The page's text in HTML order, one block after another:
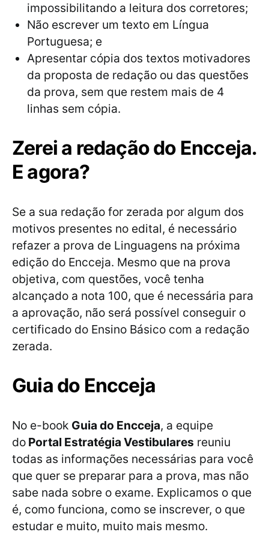
impossibilitando a leitura dos corretores;
Não escrever um texto em Língua
Portuguesa; e
Apresentar cópia dos textos motivadores
da proposta de redação ou das questões
da prova, sem que restem mais de 4
linhas sem cópia.
Zerei a redação do Encceja.
E agora?
Se a sua redação for zerada por algum dos
motivos presentes no edital, é necessário
refazer a prova de Linguagens na próxima
edição do Encceja. Mesmo que na prova
objetiva, com questões, você tenha
alcançado a nota 100, que é necessária para
a aprovação, não será possível conseguir o
certificado do Ensino Básico com a redação
zerada.
Guia do Encceja
No e-book Guia do Encceja, a equipe
do Portal Estratégia Vestibulares reuniu
todas as informações necessárias para você
que quer se preparar para a prova, mas não
sabe nada sobre o exame. Explicamos o que
é, como funciona, como se inscrever, o que
estudar e muito, muito mais mesmo.